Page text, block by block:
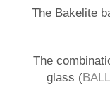
The Bakelite
The
glass (